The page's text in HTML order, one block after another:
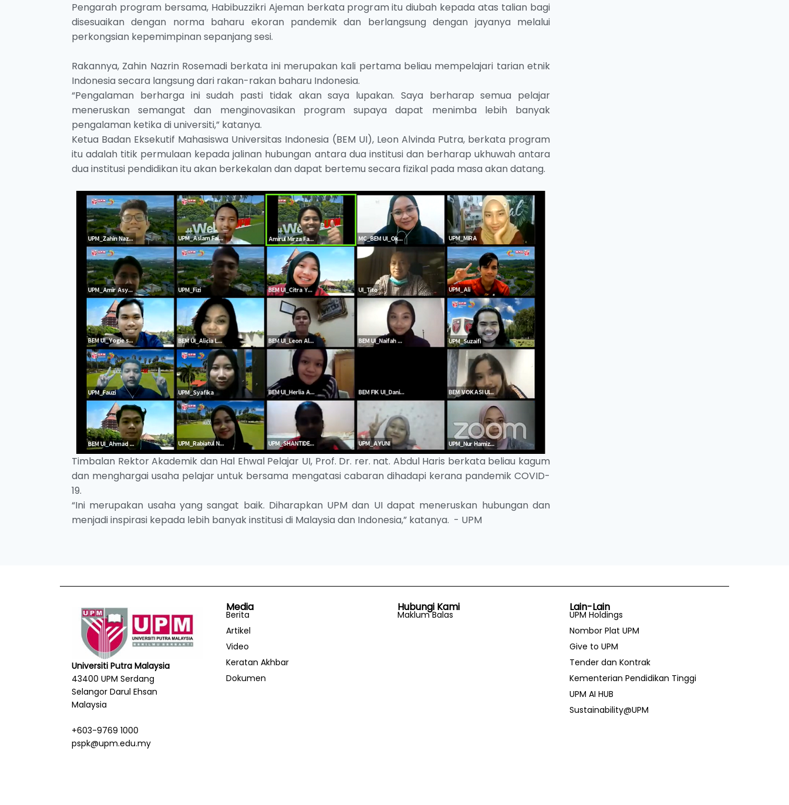
Pengarah program bersama, Habibuzzikri Ajeman berkata program itu diubah kepada atas talian bagi
disesuaikan dengan norma baharu ekoran pandemik dan berlangsung dengan jayanya melalui
perkongsian kepemimpinan sepanjang sesi.
Rakannya, Zahin Nazrin Rosemadi berkata ini merupakan kali pertama beliau mempelajari tarian etnik
Indonesia secara langsung dari rakan-rakan baharu Indonesia.
“Pengalaman berharga ini sudah pasti tidak akan saya lupakan. Saya berharap semua pelajar
meneruskan semangat dan menginovasikan program supaya dapat menimba lebih banyak
pengalaman ketika di universiti,” katanya.
Ketua Badan Eksekutif Mahasiswa Universitas Indonesia (BEM UI), Leon Alvinda Putra, berkata program
itu adalah titik permulaan kepada jalinan hubungan antara dua institusi dan berharap ukhuwah antara
dua institusi pendidikan itu akan berkekalan dan dapat bertemu secara fizikal pada masa akan datang.
Timbalan Rektor Akademik dan Hal Ehwal Pelajar UI, Prof. Dr. rer. nat. Abdul Haris berkata beliau kagum
dan menghargai usaha pelajar untuk bersama mengatasi cabaran dihadapi kerana pandemik COVID-
19.
“Ini merupakan usaha yang sangat baik. Diharapkan UPM dan UI dapat meneruskan hubungan dan
menjadi inspirasi kepada lebih banyak institusi di Malaysia dan Indonesia,” katanya. - UPM
Universiti Putra Malaysia
43400 UPM Serdang
Selangor Darul Ehsan
Malaysia
+603-9769 1000
pspk@upm.edu.my
Media
Berita
Artikel
Video
Keratan Akhbar
Dokumen
Hubungi Kami
Maklum Balas
Lain-Lain
UPM Holdings
Nombor Plat UPM
Give to UPM
Tender dan Kontrak
Kementerian Pendidikan Tinggi
UPM AI HUB
Sustainability@UPM